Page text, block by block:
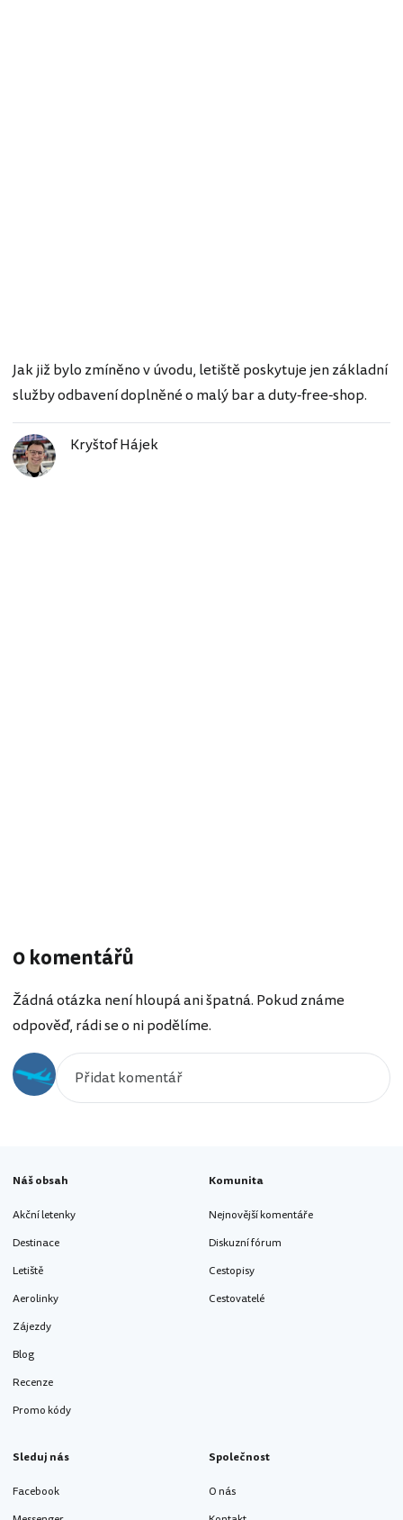
Jak již bylo zmíněno v úvodu, letiště poskytuje jen základní
služby odbavení doplněné o malý bar a duty-free-shop.
Kryštof Hájek
0 komentářů
Žádná otázka není hloupá ani špatná. Pokud známe
odpověď, rádi se o ni podělíme.
Náš obsah
Akční letenky
Destinace
Letiště
Aerolinky
Zájezdy
Blog
Recenze
Promo kódy
Komunita
Nejnovější komentáře
Diskuzní fórum
Cestopisy
Cestovatelé
Sleduj nás
Facebook
Společnost
O nás